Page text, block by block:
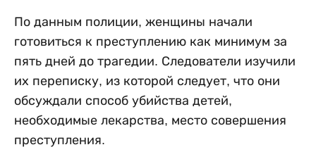
По данным полиции, женщины начали
готовиться к преступлению как минимум за
пять дней до трагедии. Следователи изучили
их переписку, из которой следует, что они
обсуждали способ убийства детей,
необходимые лекарства, место совершения
преступления.